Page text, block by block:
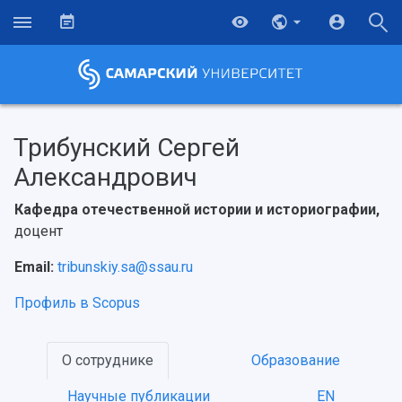
Трибунский Сергей
Александрович
Кафедра отечественной истории и историографии,
доцент
Email: tribunskiy.sa@ssau.ru
Профиль в Scopus
О сотруднике Образование
Научные публикации EN